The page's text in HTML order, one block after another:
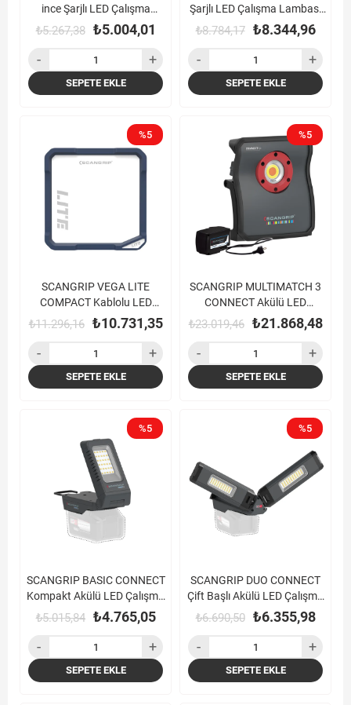
ince Şarjlı LED Çalışma
Lambası
₺5.004,01
₺5.267,38
SEPETE EKLE
Şarjlı LED Çalışma Lambası
(2000 Lümen)
₺8.344,96
₺8.784,17
SEPETE EKLE
SCANGRIP VEGA LITE
COMPACT Kablolu LED
Çalışma Lambası (4000
₺10.731,35
₺11.296,16
%5
SEPETE EKLE
SCANGRIP MULTIMATCH 3
CONNECT Akülü LED
Çalışma Lambası (220V
Dönüştürücü Adaptörlü)
₺21.868,48
₺23.019,46
%5
SEPETE EKLE
SCANGRIP BASIC CONNECT
Kompakt Akülü LED Çalışma
Lambası (1000 Lümen)
₺4.765,05
₺5.015,84
%5
SEPETE EKLE
SCANGRIP DUO CONNECT
Çift Başlı Akülü LED Çalışma
Lambası (2500 Lümen)
₺6.355,98
₺6.690,50
%5
SEPETE EKLE